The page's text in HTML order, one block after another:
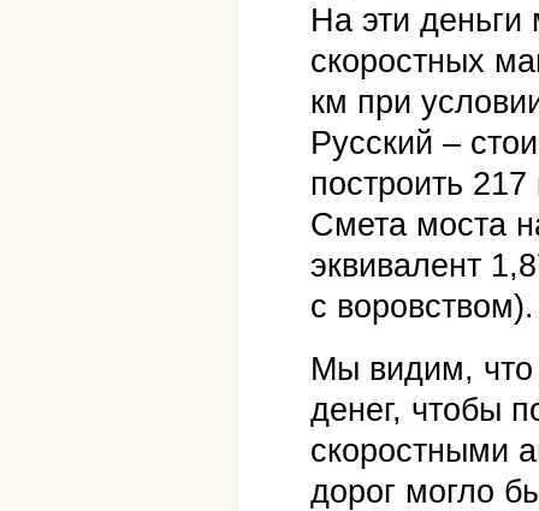
На эти
скоростных
км при
Русский –
построить
Смета моста
эквивалент
с воровством).
Мы видим, что
денег, чтобы
скоростными
дорог могло